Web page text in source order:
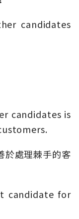
candidates
candidates is
於處理棘手的客
candidate for